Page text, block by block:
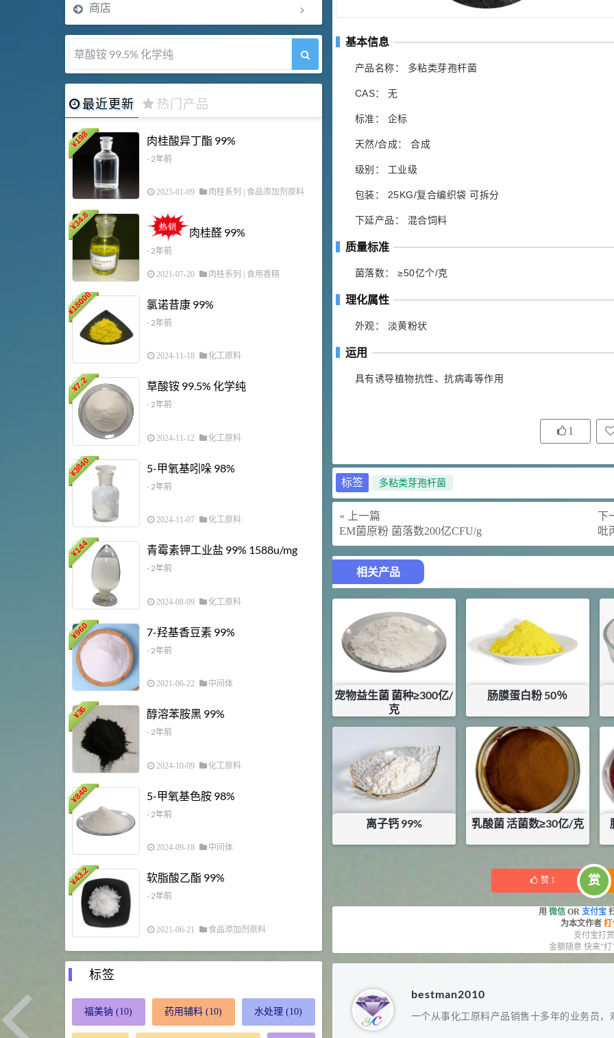
基本信息
产品名称： 多粘类芽孢杆菌
CAS： 无
标准： 企标
天然/合成： 合成
级别： 工业级
包装： 25KG/复合编织袋 可拆分
下延产品： 混合饲料
质量标准
菌落数： ≥50亿个/克
理化属性
外观： 淡黄粉状
运用
具有诱导植物抗性、抗病毒等作用
1
标签 多粘类芽孢杆菌
« 上一篇
EM菌原粉 菌落数200亿CFU/g
下
吡
相关产品
宠物益生菌 菌种≥300亿/
克
¥217
肠膜蛋白粉 50％
¥6.375
库存： 20KG
离子钙 99% 乳酸菌 活菌数≥30亿/克
库存：16KG
赞 1 赏
用 微信 OR 支付宝
为本文作者 打
支付宝打赏
金额随意 快来“打
bestman2010
一个从事化工原料产品销售十多年的业务员，
商店
草酸铵 99.5% 化学纯
最近更新 热门产品
¥
198 肉桂酸异丁酯 99%
- 2年前
2025-01-09 肉桂系列 食品添加剂原料
¥
34.8
肉桂醛 99%
- 2年前
2021-07-20 肉桂系列 | 食用香精
¥
18000 氯诺昔康 99%
- 2年前
2024-11-18 化工原料
¥
7.2 草酸铵 99.5% 化学纯
- 2年前
2024-11-12 化工原料
¥
3840 5-甲氧基吲哚 98%
- 2年前
2024-11-07 化工原料
¥
144 青霉素钾工业盐 99% 1588u/mg
- 2年前
2024-08-09 化工原料
¥
960 7-羟基香豆素 99%
- 2年前
2021-06-22 中间体
¥
36 醇溶苯胺黑 99%
- 2年前
2024-10-09 化工原料
¥
840 5-甲氧基色胺 98%
- 2年前
2024-09-18 中间体
¥
43.2 软脂酸乙酯 99%
- 2年前
2021-06-21 食品添加剂原料
1 胍基乙酸 98%
2021-05-25 饲料添加剂原料
乙酸橙花酯 99%
2021-06-17
145 3 多效唑 90%
浏览量 - 4.4w
2021-07-07 植物生长调节剂
4 N-羟甲基丙烯酰胺 98% NMA
92 5
对甲氧基苯甲醛（茴香醛）
99.5%
浏览量 - 1.89w
69.6 6
S-羧甲基-L-半胱氨酸(羧甲司坦)
98.5%
浏览量 - 1.72w
2021-05-30 化工原料
7 抗氧剂BHT 99.5%
浏览量 - 1.64w
2021-05-25 食品添加剂原料
11.25 D-异抗坏血酸钠 98%
2021-05-25 食品添加剂原料
475 9 硬脂富马酸钠 99%
浏览量 - 1.54w
2021-06-19 化工原料
标签
福美钠 (10) 药用辅料 (10) 水处理 (10)